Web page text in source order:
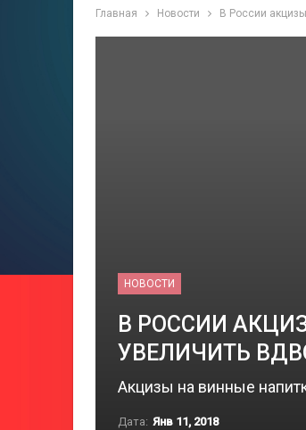
Главная Новости В России
НОВОСТИ
В РОССИИ
УВЕЛИЧИТЬ
Акцизы на винные
Дата: Янв 11, 2018